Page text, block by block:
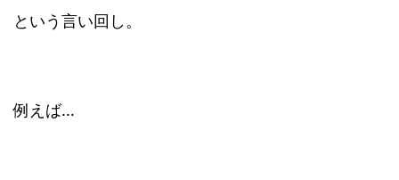
という言い回し。
例えば…